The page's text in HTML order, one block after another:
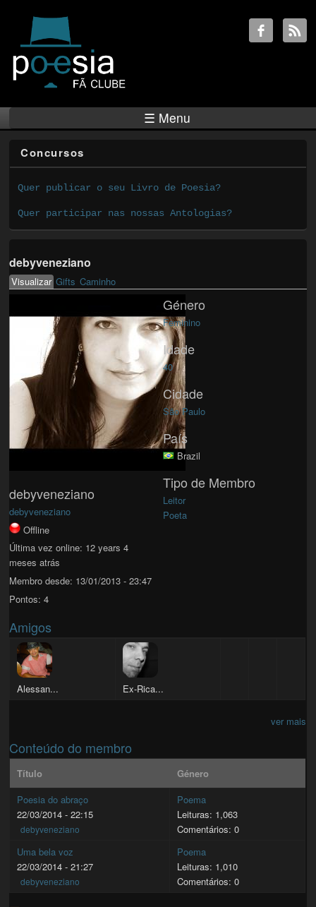
☰ Menu
Concursos
Quer publicar o seu Livro de Poesia?
Quer participar nas nossas Antologias?
debyveneziano
Primary tabs
Visualizar(active tab)
Gifts Caminho
debyveneziano
debyveneziano
Offline
Última vez online: 12 years 4
meses atrás
Membro desde: 13/01/2013 - 23:47
Pontos: 4
Género
Feminino
Idade
40
Cidade
São Paulo
País
Brazil
Tipo de Membro
Leitor
Poeta
Amigos
Alessan... Ex-Rica...
ver mais
Conteúdo do membro
Título
Género
Poesia do abraço
22/03/2014 - 22:15
debyveneziano
Poema
Leituras: 1,063
Comentários: 0
Uma bela voz
22/03/2014 - 21:27
debyveneziano
Poema
Leituras: 1,010
Comentários: 0